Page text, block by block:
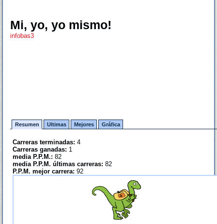
Mi, yo, yo mismo!
infobas3
Resumen Ultimas Mejores Gráfica
Carreras terminadas: 4
Carreras ganadas: 1
media P.P.M.: 82
media P.P.M. últimas carreras: 82
P.P.M. mejor carrera: 92